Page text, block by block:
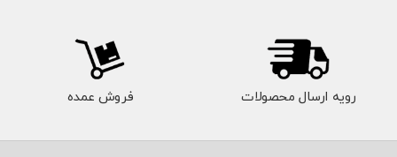
رویه ارسال محصولات فروش عمده